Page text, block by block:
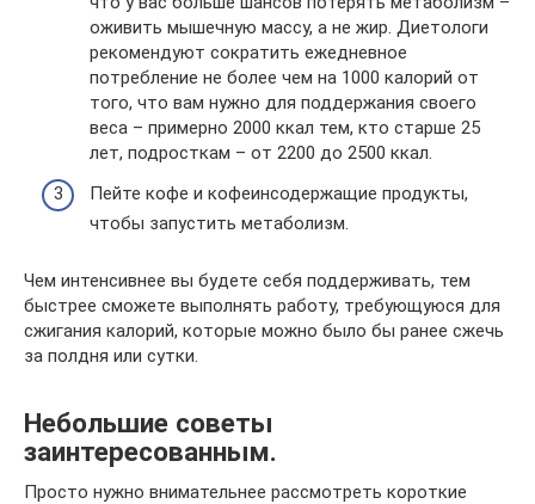
оживить мышечную массу, а не жир. Диетологи
рекомендуют сократить ежедневное
потребление не более чем на 1000 калорий от
того, что вам нужно для поддержания своего
веса – примерно 2000 ккал тем, кто старше 25
лет, подросткам – от 2200 до 2500 ккал.
Пейте кофе и кофеинсодержащие продукты,
чтобы запустить метаболизм.
Чем интенсивнее вы будете себя поддерживать, тем
быстрее сможете выполнять работу, требующуюся для
сжигания калорий, которые можно было бы ранее сжечь
за полдня или сутки.
Небольшие советы
заинтересованным.
Просто нужно внимательнее рассмотреть короткие